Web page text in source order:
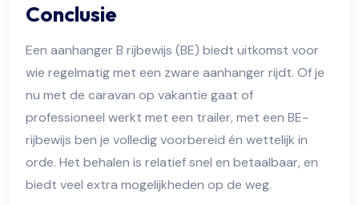
Conclusie
Een aanhanger B rijbewijs (BE) biedt uitkomst voor
wie regelmatig met een zware aanhanger rijdt. Of je
nu met de caravan op vakantie gaat of
professioneel werkt met een trailer, met een BE-
rijbewijs ben je volledig voorbereid én wettelijk in
orde. Het behalen is relatief snel en betaalbaar, en
biedt veel extra mogelijkheden op de weg.